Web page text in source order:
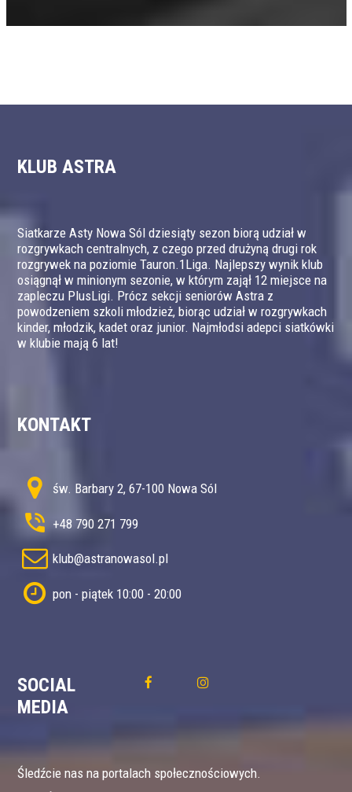
KLUB ASTRA
Siatkarze Asty Nowa Sól dziesiąty sezon biorą udział w
rozgrywkach centralnych, z czego przed drużyną drugi rok
rozgrywek na poziomie Tauron.1Liga. Najlepszy wynik klub
osiągnął w minionym sezonie, w którym zajął 12 miejsce na
zapleczu PlusLigi. Prócz sekcji seniorów Astra z
powodzeniem szkoli młodzież, biorąc udział w rozgrywkach
kinder, młodzik, kadet oraz junior. Najmłodsi adepci siatkówki
w klubie mają 6 lat!
KONTAKT
św. Barbary 2, 67-100 Nowa Sól
+48 790 271 799
klub@astranowasol.pl
pon - piątek 10:00 - 20:00
SOCIAL
MEDIA
Śledźcie nas na portalach społecznościowych.